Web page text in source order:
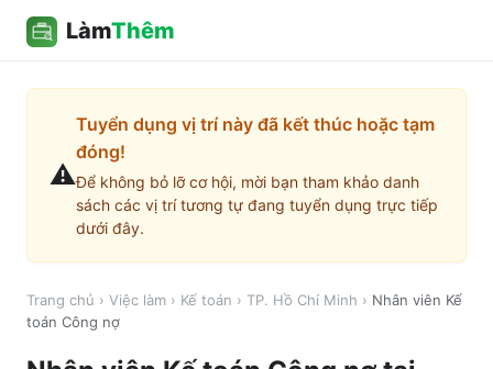
LàmThêm
⚠️
Tuyển dụng vị trí này đã kết thúc hoặc tạm
đóng!
Để không bỏ lỡ cơ hội, mời bạn tham khảo danh
sách các vị trí tương tự đang tuyển dụng trực tiếp
dưới đây.
Trang chủ › Việc làm › Kế toán › TP. Hồ Chí Minh › Nhân viên Kế
toán Công nợ